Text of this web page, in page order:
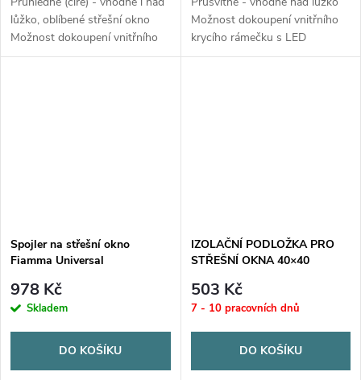
lůžko, oblíbené střešní okno
Možnost dokoupení vnitřního
krycího rámečku s LED
Možnost dokoupení vnitřního
krycího rámečku s LED
osvětlením, nebo bez.
Spojler na střešní okno
Fiamma Universal
978 Kč
Skladem
DO KOŠÍKU
IZOLAČNÍ PODLOŽKA PRO
STŘEŠNÍ OKNA 40×40
503 Kč
7 - 10 pracovních dnů
DO KOŠÍKU